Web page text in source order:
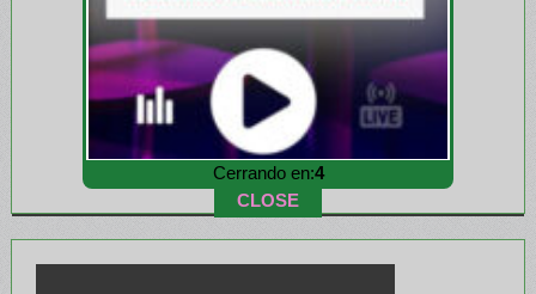
Cerrando en:3
CLOSE